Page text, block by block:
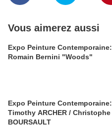
Vous aimerez aussi
Expo Peinture Contemporaine:
Romain Bernini "Woods"
Expo Peinture Contemporaine:
Timothy ARCHER / Christophe
BOURSAULT